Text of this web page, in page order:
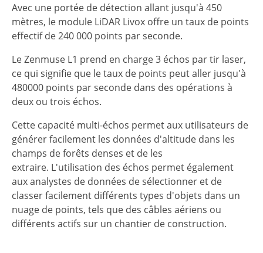
Avec une portée de détection allant jusqu'à 450
mètres, le module LiDAR Livox offre un taux de points
effectif de 240 000 points par seconde.
Le Zenmuse L1 prend en charge 3 échos par tir laser,
ce qui signifie que le taux de points peut aller jusqu'à
480000 points par seconde dans des opérations à
deux ou trois échos.
Cette capacité multi-échos permet aux utilisateurs de
générer facilement les données d'altitude dans les
champs de forêts denses et de les
extraire. L'utilisation des échos permet également
aux analystes de données de sélectionner et de
classer facilement différents types d'objets dans un
nuage de points, tels que des câbles aériens ou
différents actifs sur un chantier de construction.